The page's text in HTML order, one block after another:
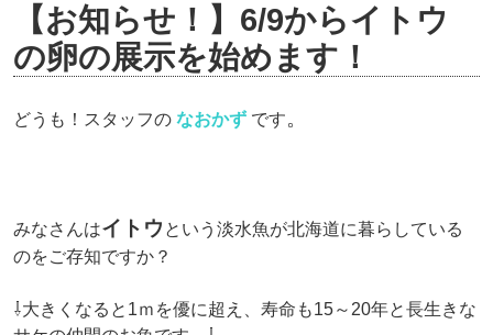
【お知らせ！】6/9からイトウ
の卵の展示を始めます！
どうも！スタッフの なおかず です。
みなさんはイトウ という淡水魚が北海道に暮らしている
のをご存知ですか？
⇩大きくなると1ｍを優に超え、寿命も15～20年と長生きな